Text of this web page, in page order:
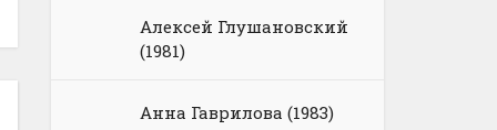
Алексей Глушановский
(1981)
Анна Гаврилова (1983)